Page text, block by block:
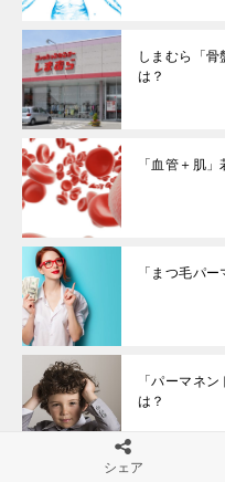
しまむら「骨
は？
「血管＋肌
「まつ毛パ
「パーマネ
は？
シェア